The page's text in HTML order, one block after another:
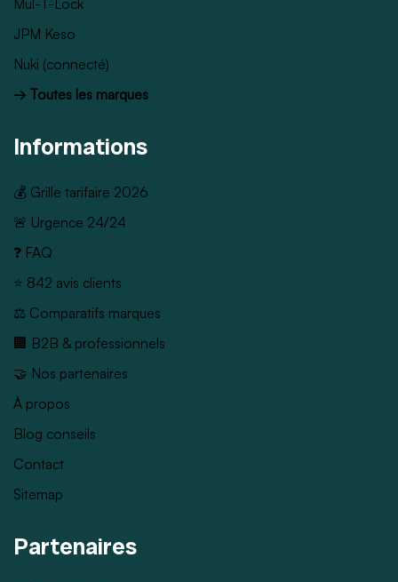
Mul-T-Lock
JPM Keso
Nuki (connecté)
→ Toutes les marques
Informations
💰 Grille tarifaire 2026
🚨 Urgence 24/24
❓ FAQ
⭐ 842 avis clients
⚖️ Comparatifs marques
🏢 B2B & professionnels
🤝 Nos partenaires
À propos
Blog conseils
Contact
Sitemap
Partenaires